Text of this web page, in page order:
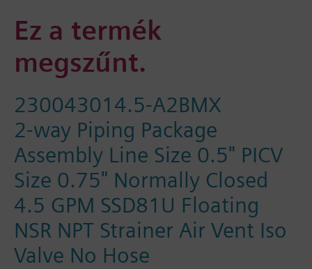
Ez a termék
megszűnt.
230043014.5-A2BMX
2-way Piping Package
Assembly Line Size 0.5" PICV
Size 0.75" Normally Closed
4.5 GPM SSD81U Floating
NSR NPT Strainer Air Vent Iso
Valve No Hose